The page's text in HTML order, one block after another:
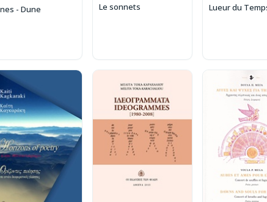
- Dune Le sonnets Lueur du